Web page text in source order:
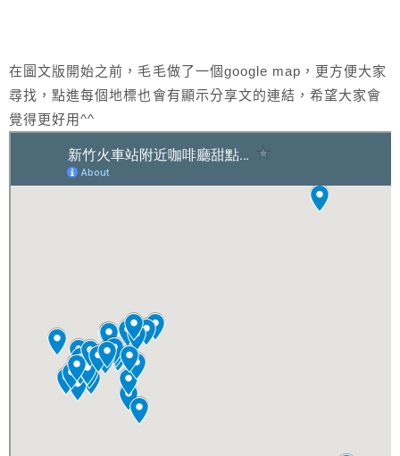
在圖文版開始之前，毛毛做了一個google map，更方便大家
尋找，點進每個地標也會有顯示分享文的連結，希望大家會
覺得更好用^^